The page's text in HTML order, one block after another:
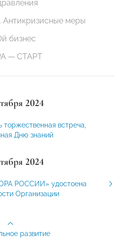
меры
бизнес
— СТАРТ
2024
торжественная встреча,
Дню знаний
2024
РОССИИ» удостоена
Организации
развитие